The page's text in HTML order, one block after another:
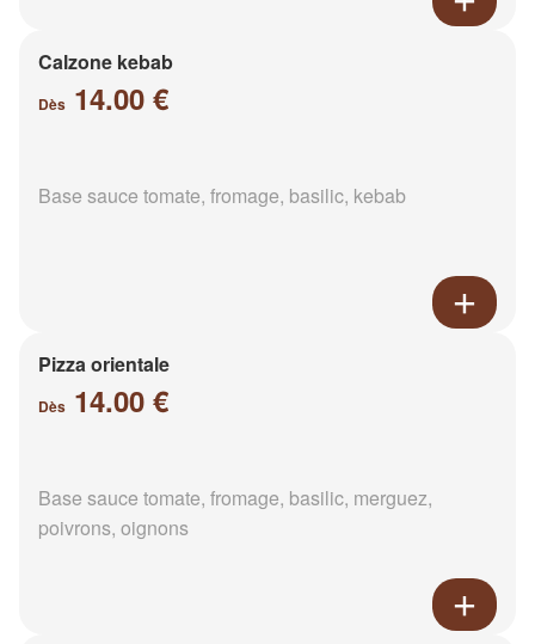
Calzone kebab
Dès 14.00 €
Base sauce tomate, fromage, basilic, kebab
Pizza orientale
Dès 14.00 €
Base sauce tomate, fromage, basilic, merguez,
poivrons, oignons